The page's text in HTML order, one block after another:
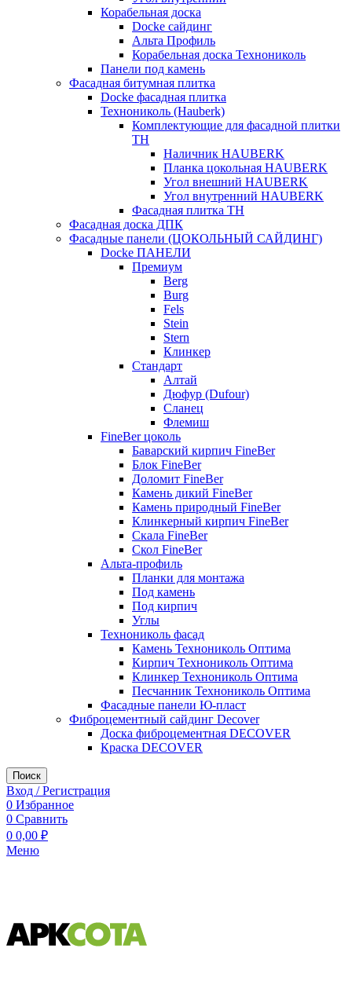
Корабельная доска
Docke сайдинг
Альта Профиль
Корабельная доска Технониколь
Панели под камень
Фасадная битумная плитка
Docke фасадная плитка
Технониколь (Hauberk)
Комплектующие для фасадной плитки
ТН
Наличник HAUBERK
Планка цокольная HAUBERK
Угол внешний HAUBERK
Угол внутренний HAUBERK
Фасадная плитка ТН
Фасадная доска ДПК
Фасадные панели (ЦОКОЛЬНЫЙ САЙДИНГ)
Docke ПАНЕЛИ
Премиум
Berg
Burg
Fels
Stein
Stern
Клинкер
Стандарт
Алтай
Дюфур (Dufour)
Сланец
Флемиш
FineBer цоколь
Баварский кирпич FineBer
Блок FineBer
Доломит FineBer
Камень дикий FineBer
Камень природный FineBer
Клинкерный кирпич FineBer
Скала FineBer
Скол FineBer
Альта-профиль
Планки для монтажа
Под камень
Под кирпич
Углы
Технониколь фасад
Камень Технониколь Оптима
Кирпич Технониколь Оптима
Клинкер Технониколь Оптима
Песчанник Технониколь Оптима
Фасадные панели Ю-пласт
Фиброцементный сайдинг Decover
Доска фиброцементная DECOVER
Краска DECOVER
Поиск
Вход / Регистрация
0 Избранное
0 Сравнить
0 0,00 ₽
Меню